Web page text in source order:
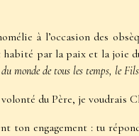
à l’occasion des
par la paix et la joie
monde de tous les temps, le
du Père, je
ton engagement : tu